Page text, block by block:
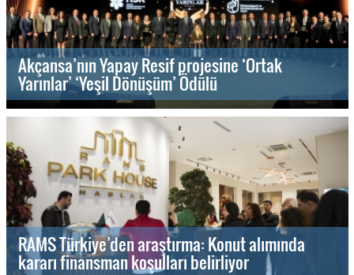
Akçansa’nın Yapay Resif projesine ‘Ortak
Yarınlar’ ‘Yeşil Dönüşüm’ Ödülü
RAMS Türkiye’den araştırma: Konut alımında
kararı finansman koşulları belirliyor